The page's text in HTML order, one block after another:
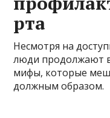
рта
Несмотря на
люди продолжают
мифы, которые
должным образом.